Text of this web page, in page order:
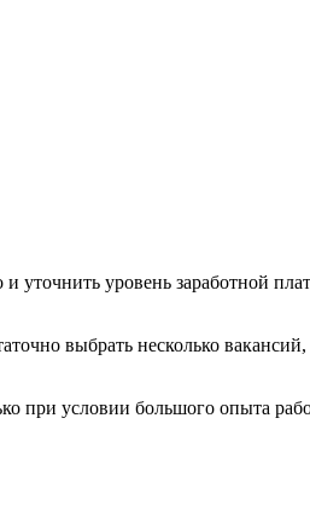
уровень заработной
выбрать несколько
при условии большого опыта